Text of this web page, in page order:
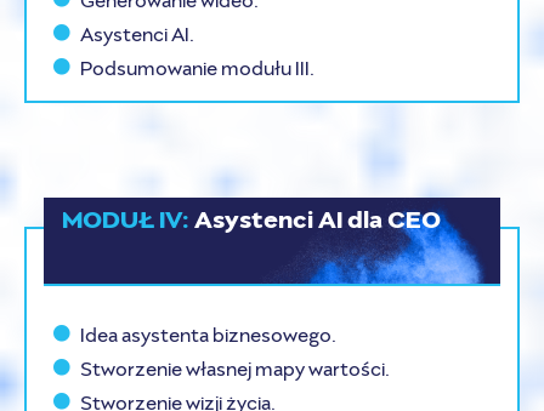
Asystenci AI.
Podsumowanie modułu III.
MODUŁ IV: Asystenci AI dla CEO
Idea asystenta biznesowego.
Stworzenie własnej mapy wartości.
Stworzenie wizji życia.